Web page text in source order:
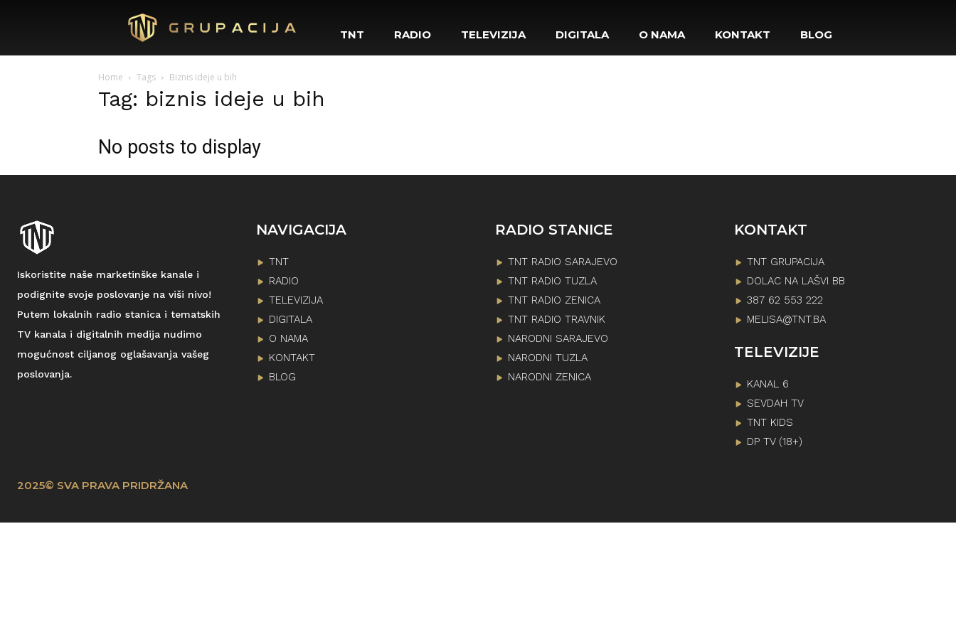
TNT RADIO TELEVIZIJA DIGITALA O NAMA KONTAKT BLOG
Home Tags Biznis ideje u bih
Tag: biznis ideje u bih
No posts to display
Iskoristite naše marketinške kanale i
podignite svoje poslovanje na viši nivo!
Putem lokalnih radio stanica i tematskih
TV kanala i digitalnih medija nudimo
mogućnost ciljanog oglašavanja vašeg
poslovanja.
NAVIGACIJA
TNT
RADIO
TELEVIZIJA
DIGITALA
O NAMA
KONTAKT
BLOG
RADIO STANICE
TNT RADIO SARAJEVO
TNT RADIO TUZLA
TNT RADIO ZENICA
TNT RADIO TRAVNIK
NARODNI SARAJEVO
NARODNI TUZLA
NARODNI ZENICA
KONTAKT
TNT GRUPACIJA
DOLAC NA LAŠVI BB
387 62 553 222
MELISA@TNT.BA
TELEVIZIJE
KANAL 6
SEVDAH TV
TNT KIDS
DP TV (18+)
2025© SVA PRAVA PRIDRŽANA